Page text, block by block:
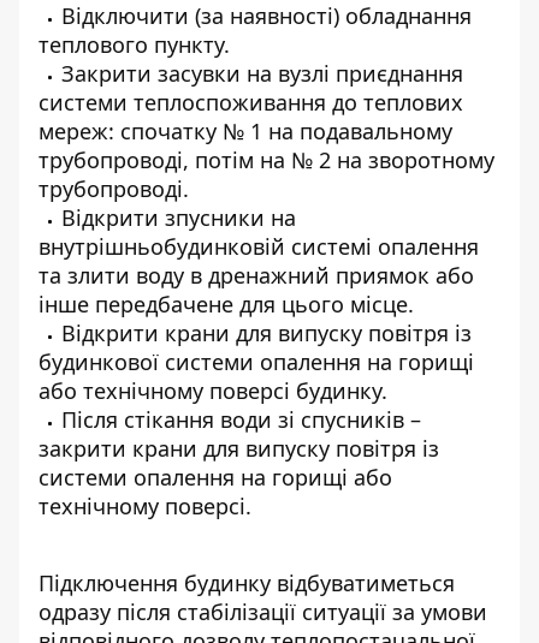
Відключити (за наявності) обладнання
теплового пункту.
Закрити засувки на вузлі приєднання
системи теплоспоживання до теплових
мереж: спочатку № 1 на подавальному
трубопроводі, потім на № 2 на зворотному
трубопроводі.
Відкрити зпусники на
внутрішньобудинковій системі опалення
та злити воду в дренажний приямок або
інше передбачене для цього місце.
Відкрити крани для випуску повітря із
будинкової системи опалення на горищі
або технічному поверсі будинку.
Після стікання води зі спусників –
закрити крани для випуску повітря із
системи опалення на горищі або
технічному поверсі.
Підключення будинку відбуватиметься
одразу після стабілізації ситуації за умови